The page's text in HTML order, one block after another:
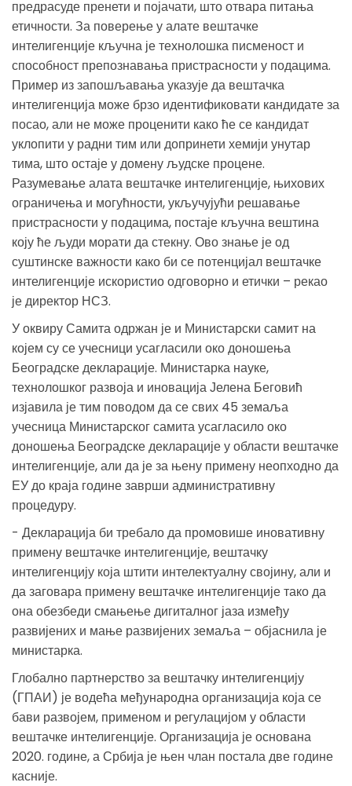
предрасуде пренети и појачати, што отвара питања
етичности. За поверење у алате вештачке
интелигенције кључна је технолошка писменост и
способност препознавања пристрасности у подацима.
Пример из запошљавања указује да вештачка
интелигенција може брзо идентификовати кандидате за
посао, али не може проценити како ће се кандидат
уклопити у радни тим или допринети хемији унутар
тима, што остаје у домену људске процене.
Разумевање алата вештачке интелигенције, њихових
ограничења и могућности, укључујући решавање
пристрасности у подацима, постаје кључна вештина
коју ће људи морати да стекну. Ово знање је од
суштинске важности како би се потенцијал вештачке
интелигенције искористио одговорно и етички – рекао
је директор НСЗ.
У оквиру Самита одржан је и Министарски самит на
којем су се учесници усагласили око доношења
Београдске декларације. Министарка науке,
технолошког развоја и иновација Јелена Беговић
изјавила је тим поводом да се свих 45 земаља
учесница Министарског самита усагласило око
доношења Београдске декларације у области вештачке
интелигенције, али да је за њену примену неопходно да
ЕУ до краја године заврши административну
процедуру.
- Декларација би требало да промовише иновативну
примену вештачке интелигенције, вештачку
интелигенцију која штити интелектуалну својину, али и
да заговара примену вештачке интелигенције тако да
она обезбеди смањење дигиталног јаза између
развијених и мање развијених земаља – објаснила је
министарка.
Глобално партнерство за вештачку интелигенцију
(ГПАИ) је водећа међународна организација која се
бави развојем, применом и регулацијом у области
вештачке интелигенције. Организација је основана
2020. године, а Србија је њен члан постала две године
касније.